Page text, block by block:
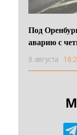
Под
аварию с
8 августа